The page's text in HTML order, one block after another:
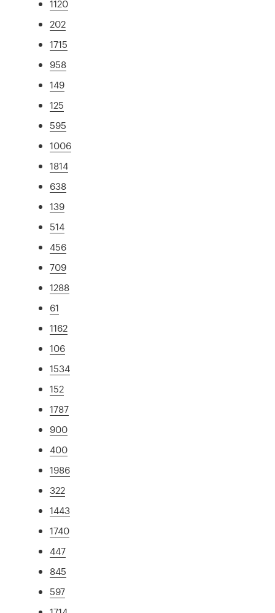
1120
202
1715
958
149
125
595
1006
1814
638
139
514
456
709
1288
61
1162
106
1534
152
1787
900
400
1986
322
1443
1740
447
845
597